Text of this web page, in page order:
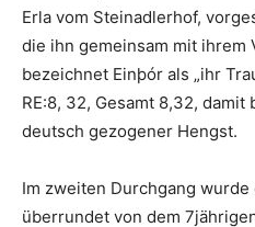
Erla vom Steinadlerhof,
die ihn gemeinsam mit ihrem
bezeichnet Einþór als „ihr
RE:8, 32, Gesamt 8,32,
deutsch gezogener Hengst.
Im zweiten Durchgang
überrundet von dem